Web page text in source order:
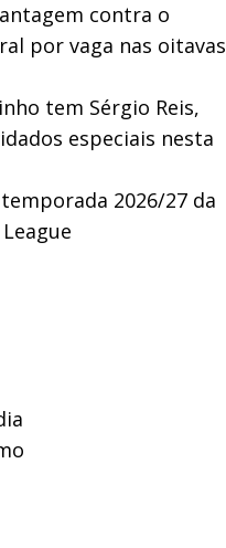
contra o
por vaga nas oitavas
tem Sérgio Reis,
especiais nesta
2026/27 da